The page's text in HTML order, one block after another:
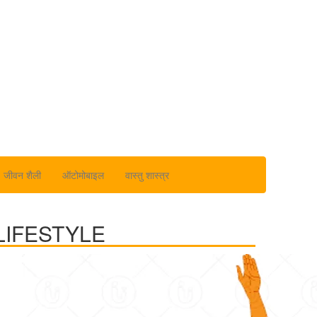
जीवन शैली ऑटोमोबाइल वास्तु शास्त्र